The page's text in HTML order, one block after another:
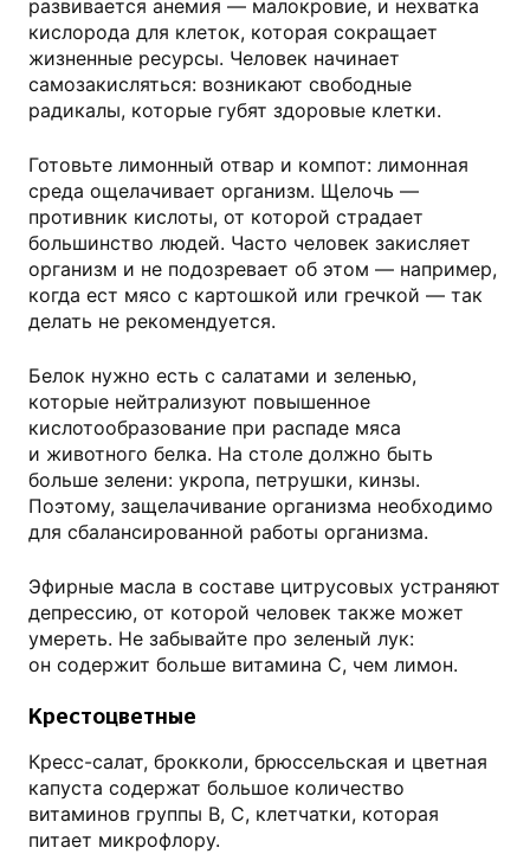
развивается анемия — малокровие, и нехватка
кислорода для клеток, которая сокращает
жизненные ресурсы. Человек начинает
самозакисляться: возникают свободные
радикалы, которые губят здоровые клетки.
Готовьте лимонный отвар и компот: лимонная
среда ощелачивает организм. Щелочь —
противник кислоты, от которой страдает
большинство людей. Часто человек закисляет
организм и не подозревает об этом — например,
когда ест мясо с картошкой или гречкой — так
делать не рекомендуется.
Белок нужно есть с салатами и зеленью,
которые нейтрализуют повышенное
кислотообразование при распаде мяса
и животного белка. На столе должно быть
больше зелени: укропа, петрушки, кинзы.
Поэтому, защелачивание организма необходимо
для сбалансированной работы организма.
Эфирные масла в составе цитрусовых устраняют
депрессию, от которой человек также может
умереть. Не забывайте про зеленый лук:
он содержит больше витамина С, чем лимон.
Крестоцветные
Кресс-салат, брокколи, брюссельская и цветная
капуста содержат большое количество
витаминов группы В, С, клетчатки, которая
питает микрофлору.